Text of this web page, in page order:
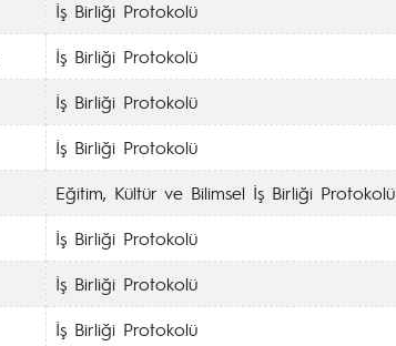
İş Birliği Protokolü
İş Birliği Protokolü
İş Birliği Protokolü
İş Birliği Protokolü
Eğitim, Kültür ve Bilimsel İş Birliği Protokolü
İş Birliği Protokolü
İş Birliği Protokolü
İş Birliği Protokolü